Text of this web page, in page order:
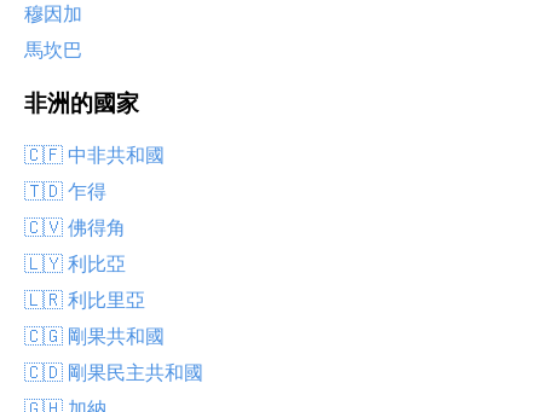
穆因加
馬坎巴
非洲的國家
🇨🇫 中非共和國
🇹🇩 乍得
🇨🇻 佛得角
🇱🇾 利比亞
🇱🇷 利比里亞
🇨🇬 剛果共和國
🇨🇩 剛果民主共和國